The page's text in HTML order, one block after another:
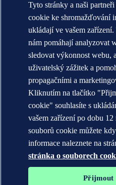
Stručná historie (globální)
Annual reports
KONTAKT:
Seznamte se s týmem DNV
Prohlášení o ochraně
Podmínky použití
Copyright © DNV AS 2026
Informace o cookies
Tyto stránky a naši
cookie ke shromažďování
ukládají ve vašem
nám pomáhají analyzovat
sledovat výkonnost webu,
uživatelský zážitek a
propagačními a
Kliknutím na tlačítko
cookie" souhlasíte s
vašem zařízení po dobu
souborů cookie můžete
informace naleznete na
stránka o souborech
Přijmout